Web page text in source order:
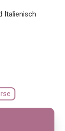
Italienisch